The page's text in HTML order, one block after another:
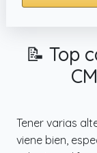
📝 Top
Tener varias
viene bien,